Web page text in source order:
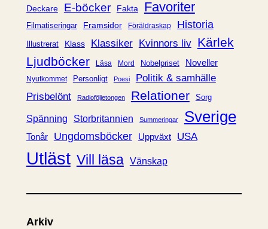
iDeckare E-böcker Fakta Favoriter
Filmatiseringar Framsidor Föräldraskap Historia
Illustrerat Klass Klassiker Kvinnors liv Kärlek
Ljudböcker
Läsa Mord Nobelpriset Noveller
Nyutkommet Personligt Poesi
Politik & samhälle
Prisbelönt
Radioföljetongen Relationer Sorg
Spänning Storbritannien Summeringar Sverige
Tonår Ungdomsböcker Uppväxt USA
Utläst Vill läsa Vänskap
Arkiv